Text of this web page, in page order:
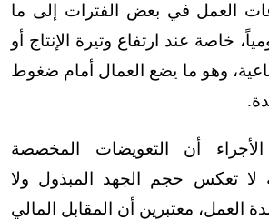
العمل في بعض الفترات إلى ما
يومياً، خاصة عند ارتفاع وتيرة الإنتاج أو
وهو ما يضع العمال أمام ضغوط
.
أن التعويضات المخصصة
لا تعكس حجم الجهد المبذول ولا
العمل، معتبرين أن المقابل المالي